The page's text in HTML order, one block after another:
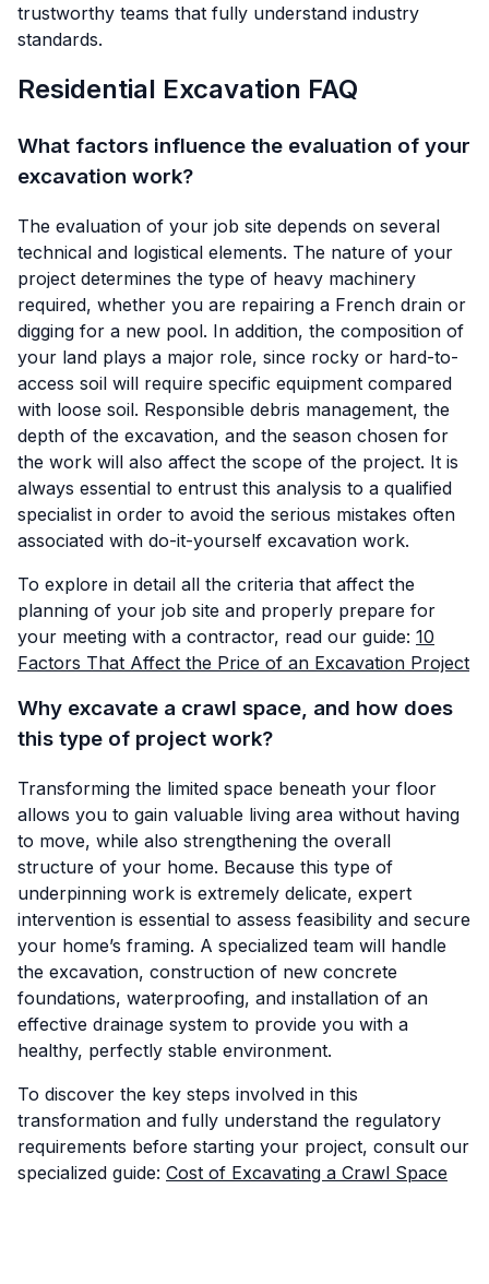
trustworthy teams that fully understand industry
standards.
Residential Excavation FAQ
What factors influence the evaluation of your
excavation work?
The evaluation of your job site depends on several
technical and logistical elements. The nature of your
project determines the type of heavy machinery
required, whether you are repairing a French drain or
digging for a new pool. In addition, the composition of
your land plays a major role, since rocky or hard-to-
access soil will require specific equipment compared
with loose soil. Responsible debris management, the
depth of the excavation, and the season chosen for
the work will also affect the scope of the project. It is
always essential to entrust this analysis to a qualified
specialist in order to avoid the serious mistakes often
associated with do-it-yourself excavation work.
To explore in detail all the criteria that affect the
planning of your job site and properly prepare for
your meeting with a contractor, read our guide: 10
Factors That Affect the Price of an Excavation Project
Why excavate a crawl space, and how does
this type of project work?
Transforming the limited space beneath your floor
allows you to gain valuable living area without having
to move, while also strengthening the overall
structure of your home. Because this type of
underpinning work is extremely delicate, expert
intervention is essential to assess feasibility and secure
your home’s framing. A specialized team will handle
the excavation, construction of new concrete
foundations, waterproofing, and installation of an
effective drainage system to provide you with a
healthy, perfectly stable environment.
To discover the key steps involved in this
transformation and fully understand the regulatory
requirements before starting your project, consult our
specialized guide: Cost of Excavating a Crawl Space